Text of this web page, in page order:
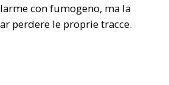
con fumogeno, ma la
perdere le proprie tracce.